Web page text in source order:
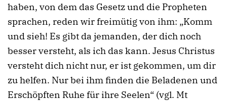
haben, von dem das Gesetz und die Propheten
sprachen, reden wir freimütig von ihm: „Komm
und sieh! Es gibt da jemanden, der dich noch
besser versteht, als ich das kann. Jesus Christus
versteht dich nicht nur, er ist gekommen, um dir
zu helfen. Nur bei ihm finden die Beladenen und
Erschöpften Ruhe für ihre Seelen“ (vgl. Mt